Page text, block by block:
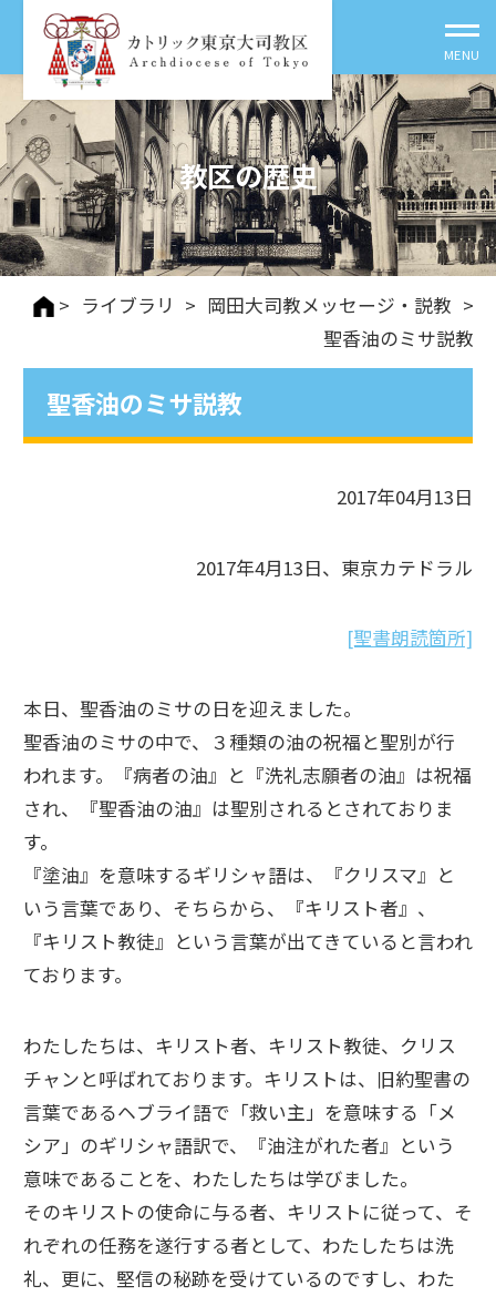
教区の歴史
> ライブラリ > 岡田大司教メッセージ・説教 >
聖香油のミサ説教
聖香油のミサ説教
2017年04月13日
2017年4月13日、東京カテドラル
[聖書朗読箇所]
本日、聖香油のミサの日を迎えました。
聖香油のミサの中で、３種類の油の祝福と聖別が行
われます。『病者の油』と『洗礼志願者の油』は祝福
され、『聖香油の油』は聖別されるとされておりま
す。
『塗油』を意味するギリシャ語は、『クリスマ』と
いう言葉であり、そちらから、『キリスト者』、
『キリスト教徒』という言葉が出てきていると言われ
ております。
わたしたちは、キリスト者、キリスト教徒、クリス
チャンと呼ばれております。キリストは、旧約聖書の
言葉であるヘブライ語で「救い主」を意味する「メ
シア」のギリシャ語訳で、『油注がれた者』という
意味であることを、わたしたちは学びました。
そのキリストの使命に与る者、キリストに従って、そ
れぞれの任務を遂行する者として、わたしたちは洗
礼、更に、堅信の秘跡を受けているのですし、わた